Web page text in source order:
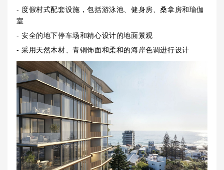
- 度假村式配套设施，包括游泳池、健身房、桑拿房和瑜伽
室
- 安全的地下停车场和精心设计的地面景观
- 采用天然木材、青铜饰面和柔和的海岸色调进行设计